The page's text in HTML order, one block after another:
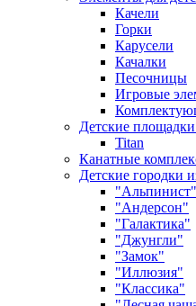
Качели
Горки
Карусели
Качалки
Песочницы
Игровые
Детские
Titan
Канатные
Детские городки
"Альпинист"
"Андерсон"
"Галактика"
"Джунгли"
"Замок"
"Иллюзия"
"Классика"